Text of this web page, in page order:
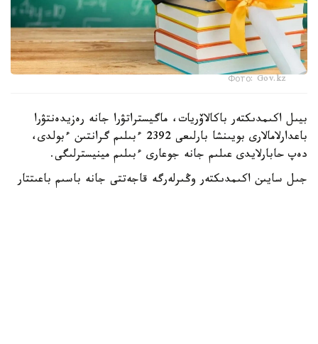
Фото: Gov.kz
بيىل اكىمدىكتەر باكالاۆريات، ماگيستراتۋرا جانە رەزيدەنتۋرا
باعدارلامالارى بويىنشا بارلىعى 2392 ءبىلىم گرانتىن ءبولدى،
دەپ حابارلايدى عىلىم جانە جوعارى ءبىلىم مينيسترلىگى.
جىل سايىن اكىمدىكتەر وڭىرلەرگە قاجەتتى جانە باسىم باعىتتار